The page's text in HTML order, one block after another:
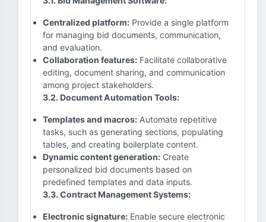
Centralized platform: Provide a single platform
for managing bid documents, communication,
and evaluation.
Collaboration features: Facilitate collaborative
editing, document sharing, and communication
among project stakeholders.
3.2. Document Automation Tools:
Templates and macros: Automate repetitive
tasks, such as generating sections, populating
tables, and creating boilerplate content.
Dynamic content generation: Create
personalized bid documents based on
predefined templates and data inputs.
3.3. Contract Management Systems:
Electronic signature: Enable secure electronic